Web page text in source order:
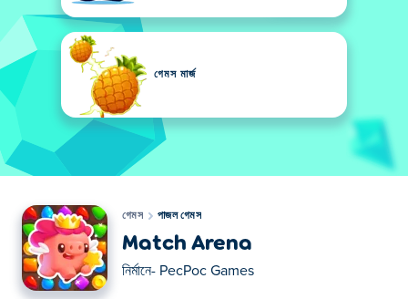
গেমস মার্জ
গেমস পাজল গেমস
Match Arena
নির্মানে- PecPoc Games